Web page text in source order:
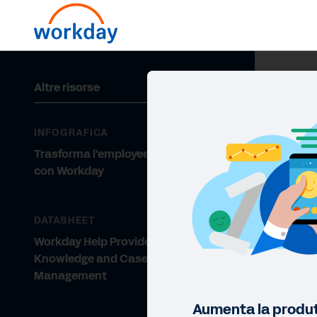
Altre risorse
INFOGRAFICA
Trasforma l'employee experience
con Workday
DATASHEET
Workday Help Provides HR
Knowledge and Case
Management
Aumenta la